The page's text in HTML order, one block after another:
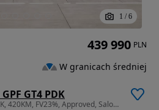
1 / 6
GT4 PDK
3995 cm3 • 420 KM • GT4, PDK, 420KM, FV23%, Approved, Salon PL, I Wł., Bezwypadkowy, ASO
439 990 PLN
W granicach średniej